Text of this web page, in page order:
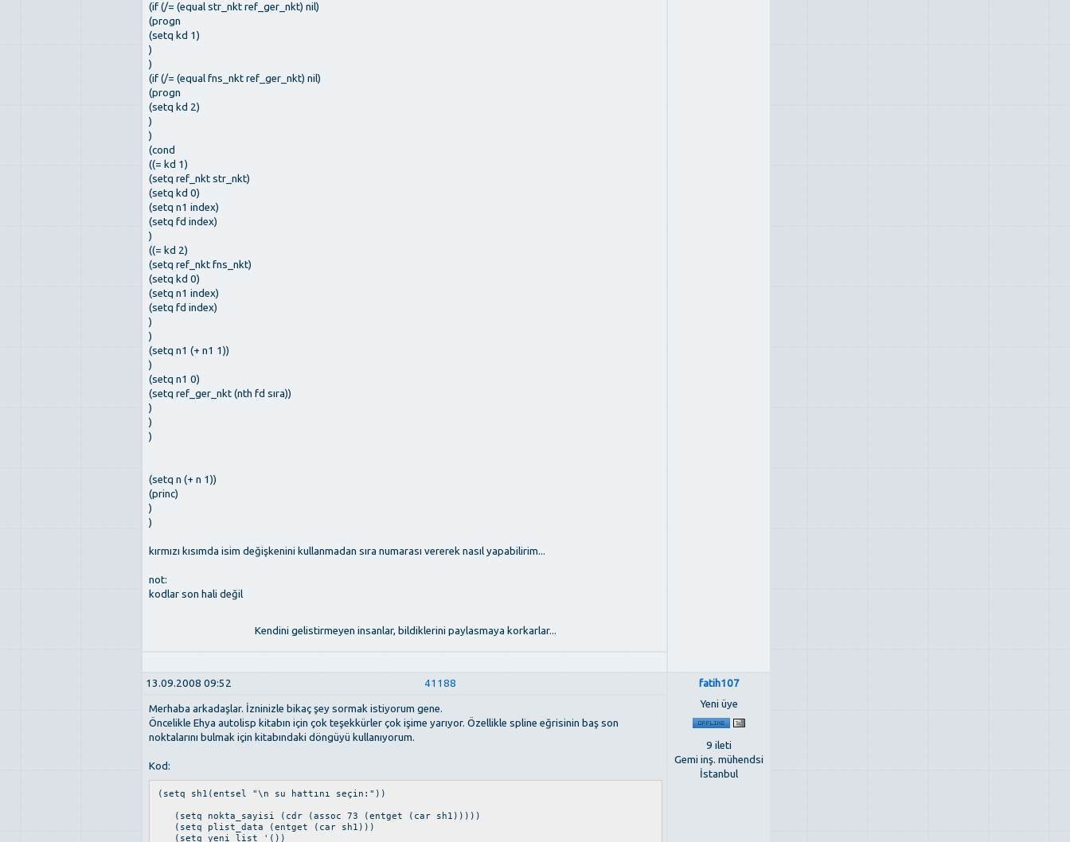
(if (/= (equal str_nkt ref_ger_nkt) nil)
(progn
(setq kd 1)
)
)
(if (/= (equal fns_nkt ref_ger_nkt) nil)
(progn
(setq kd 2)
)
)
(cond
((= kd 1)
(setq ref_nkt str_nkt)
(setq kd 0)
(setq n1 index)
(setq fd index)
)
((= kd 2)
(setq ref_nkt fns_nkt)
(setq kd 0)
(setq n1 index)
(setq fd index)
)
)
(setq n1 (+ n1 1))
)
(setq n1 0)
(setq ref_ger_nkt (nth fd sıra))
)
)
)
(setq n (+ n 1))
(princ)
)
)
kırmızı kısımda isim değişkenini kullanmadan sıra numarası vererek nasıl yapabilirim...
not:
kodlar son hali değil
Kendini gelistirmeyen insanlar, bildiklerini paylasmaya korkarlar...
13.09.2008 09:52 41188
fatih107
Yeni üye
9 ileti
Gemi inş. mühendsi
İstanbul
Merhaba arkadaşlar. İzninizle bikaç şey sormak istiyorum gene.
Öncelikle Ehya autolisp kitabın için çok teşekkürler çok işime yarıyor. Özellikle spline eğrisinin baş son
noktalarını bulmak için kitabındaki döngüyü kullanıyorum.
Kod:
(setq sh1(entsel "\n su hattını seçin:"))
(setq nokta_sayisi (cdr (assoc 73 (entget (car sh1)))))
(setq plist_data (entget (car sh1)))
(setq yeni_list '())